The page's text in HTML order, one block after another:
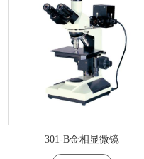
301-B金相显微镜